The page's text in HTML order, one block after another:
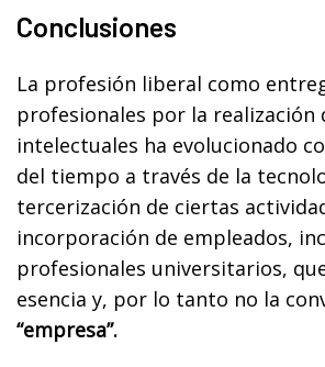
Conclusiones
La profesión liberal como
profesionales por la realización
intelectuales ha evolucionado
del tiempo a través de la
tercerización de ciertas
incorporación de empleados,
profesionales universitarios,
esencia y, por lo tanto no la
“empresa”.